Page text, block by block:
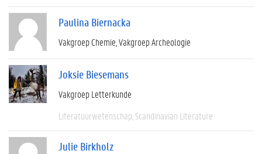
Paulina Biernacka
Vakgroep Chemie Vakgroep Archeologie
Joksie Biesemans
Vakgroep Letterkunde
Literatuurwetenschap Scandinavian Literature
Julie Birkholz